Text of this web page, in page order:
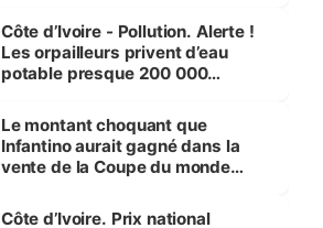
Côte d’Ivoire - Pollution. Alerte !
Les orpailleurs privent d’eau
potable presque 200 000
Le montant choquant que
Infantino aurait gagné dans la
vente de la Coupe du monde
Côte d’Ivoire. Prix national